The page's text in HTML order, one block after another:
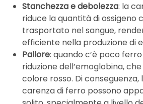
Stanchezza e debolezza: la
riduce la quantità di ossigeno
trasportato nel sangue,
efficiente nella produzione di
Pallore: quando c’è poco
riduzione dell’emoglobina,
colore rosso. Di
carenza di ferro possono